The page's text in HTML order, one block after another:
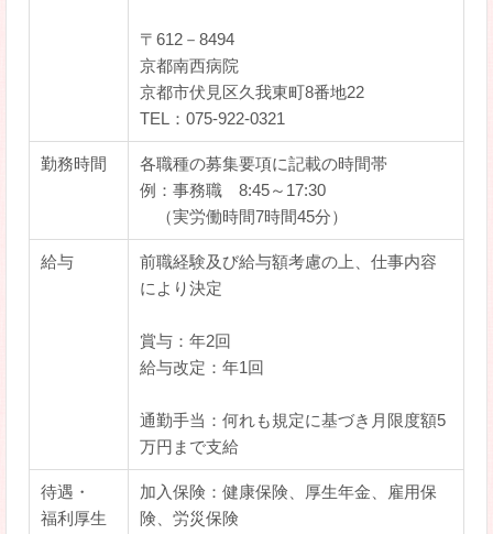
〒612－8494
京都南西病院
京都市伏見区久我東町8番地22
TEL：075-922-0321
勤務時間
各職種の募集要項に記載の時間帯
例：事務職 8:45～17:30
（実労働時間7時間45分）
給与
前職経験及び給与額考慮の上、仕事内容
により決定
賞与：年2回
給与改定：年1回
通勤手当：何れも規定に基づき月限度額5
万円まで支給
待遇・
福利厚生
加入保険：健康保険、厚生年金、雇用保
険、労災保険